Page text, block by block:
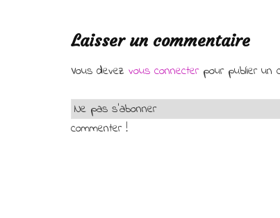
Laisser un commentaire
Vous devez vous connecterpour publier un
commenter !